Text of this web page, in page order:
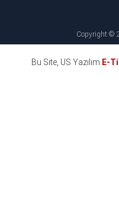
Copyright ©
Bu Site, US Yazılım E-